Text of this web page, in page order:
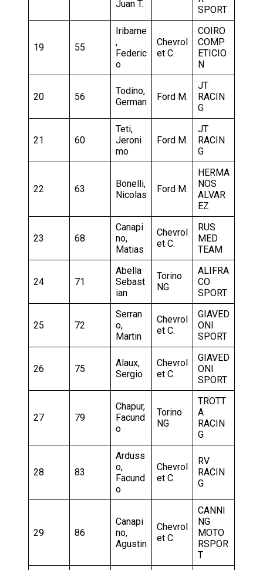
Juan T.
SPORT
19 55
Iribarne
,
Federic
o
Chevrol
et C.
COIRO
COMP
ETICIO
N
20 56
Todino,
German
Ford M.
JT
RACIN
G
21 60
Teti,
Jeroni
mo
Ford M.
JT
RACIN
G
22 63
Bonelli,
Nicolas
Ford M.
HERMA
NOS
ALVAR
EZ
23 68
Canapi
no,
Matias
Chevrol
et C.
RUS
MED
TEAM
24 71
Abella
Sebast
ian
Torino
NG
ALIFRA
CO
SPORT
25 72
Serran
o,
Martin
Chevrol
et C.
GIAVED
ONI
SPORT
26 75
Alaux,
Sergio
Chevrol
et C.
GIAVED
ONI
SPORT
27 79
Chapur,
Facund
o
Torino
NG
TROTT
A
RACIN
G
28 83
Arduss
o,
Facund
o
Chevrol
et C.
RV
RACIN
G
29 86
Canapi
no,
Agustin
Chevrol
et C.
CANNI
NG
MOTO
RSPOR
T